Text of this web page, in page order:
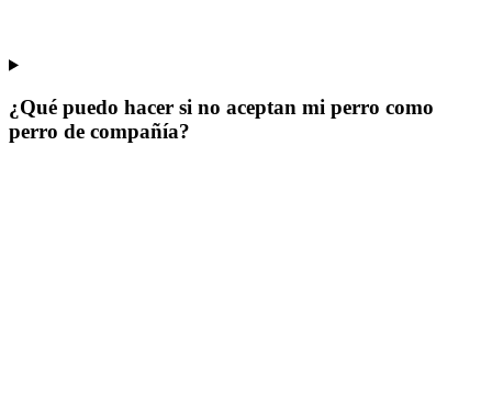
¿Qué puedo hacer si no aceptan mi perro como
perro de compañía?